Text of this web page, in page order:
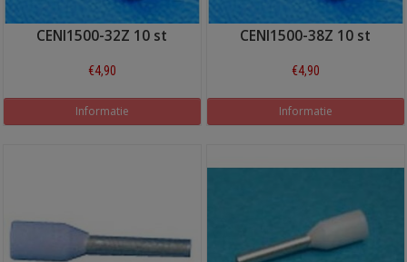
CENI1500-32Z 10 st
€4,90
Informatie
CENI1500-38Z 10 st
€4,90
Informatie